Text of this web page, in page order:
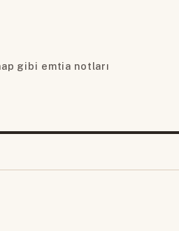
gibi emtia notları